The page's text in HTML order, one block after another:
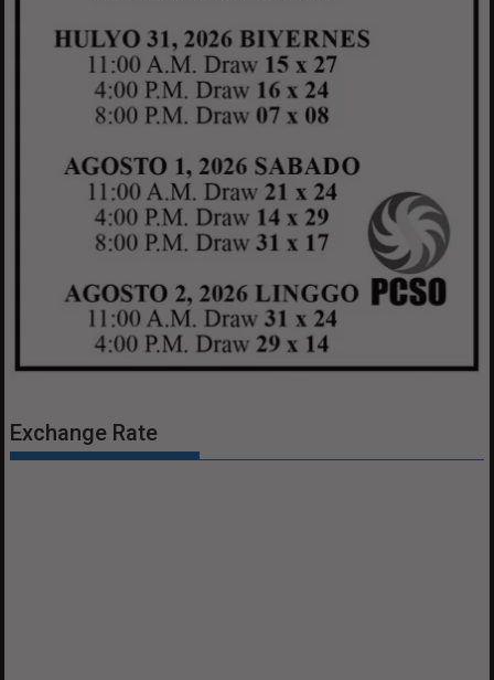
Exchange Rate